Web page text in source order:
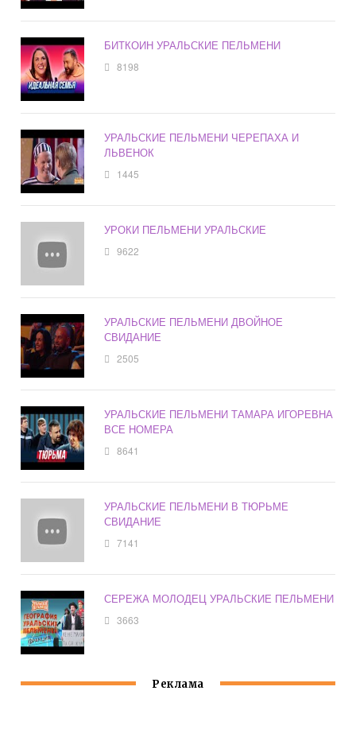
БИТКОИН УРАЛЬСКИЕ ПЕЛЬМЕНИ
8198
УРАЛЬСКИЕ ПЕЛЬМЕНИ ЧЕРЕПАХА И
ЛЬВЕНОК
1445
УРОКИ ПЕЛЬМЕНИ УРАЛЬСКИЕ
9622
УРАЛЬСКИЕ ПЕЛЬМЕНИ ДВОЙНОЕ
СВИДАНИЕ
2505
УРАЛЬСКИЕ ПЕЛЬМЕНИ ТАМАРА ИГОРЕВНА
ВСЕ НОМЕРА
8641
УРАЛЬСКИЕ ПЕЛЬМЕНИ В ТЮРЬМЕ
СВИДАНИЕ
7141
СЕРЕЖА МОЛОДЕЦ УРАЛЬСКИЕ ПЕЛЬМЕНИ
3663
Реклама